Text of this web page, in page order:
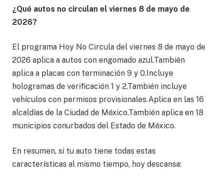
¿Qué autos no circulan el viernes 8 de mayo de
2026?
El programa Hoy No Circula del viernes 8 de mayo de
2026 aplica a autos con engomado azul.También
aplica a placas con terminación 9 y 0.Incluye
hologramas de verificación 1 y 2.También incluye
vehículos con permisos provisionales.Aplica en las 16
alcaldías de la Ciudad de México.También aplica en 18
municipios conurbados del Estado de México.
En resumen, si tu auto tiene todas estas
características al mismo tiempo, hoy descansa: